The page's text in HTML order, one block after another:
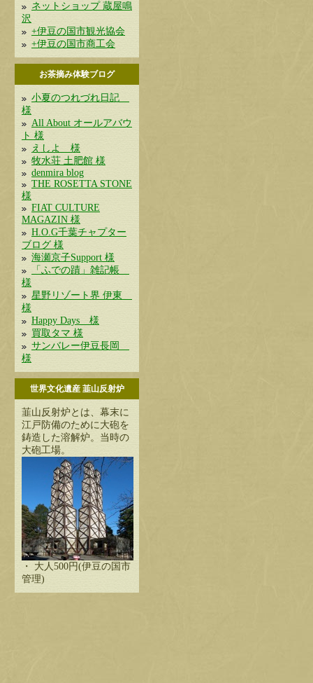
ネットショップ 蔵屋鳴
沢
+伊豆の国市観光協会
+伊豆の国市商工会
お茶摘み体験ブログ
小夏のつれづれ日記
様
All About オールアバウ
ト 様
えしよ 様
牧水荘 土肥館 様
denmira blog
THE ROSETTA STONE
様
FIAT CULTURE
MAGAZIN 様
H.O.G千葉チャプター
ブログ 様
海瀬京子Support 様
「ふでの蹟」雑記帳
様
星野リゾート界 伊東
様
Happy Days 様
買取タマ 様
サンバレー伊豆長岡
様
世界文化遺産 韮山反射炉
韮山反射炉とは、幕末に
江戸防備のために大砲を
鋳造した溶解炉。当時の
大砲工場。
・ 大人500円(伊豆の国市
管理)